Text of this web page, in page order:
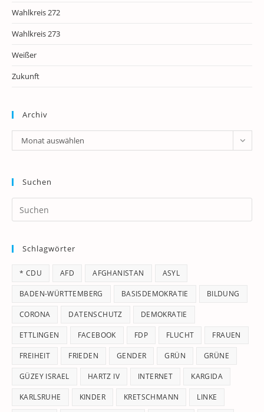
Wahlkreis 272
Wahlkreis 273
Weißer
Zukunft
Archiv
Archiv
Monat auswählen
Suchen
Schlagwörter
* CDU AFD AFGHANISTAN ASYL
BADEN-WÜRTTEMBERG BASISDEMOKRATIE BILDUNG
CORONA DATENSCHUTZ DEMOKRATIE
ETTLINGEN FACEBOOK FDP FLUCHT FRAUEN
FREIHEIT FRIEDEN GENDER GRÜN GRÜNE
GÜZEY ISRAEL HARTZ IV INTERNET KARGIDA
KARLSRUHE KINDER KRETSCHMANN LINKE